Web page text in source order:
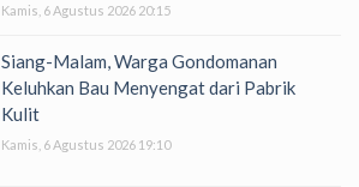
Kamis, 6 Agustus 2026 20:15
Siang-Malam, Warga Gondomanan
Keluhkan Bau Menyengat dari Pabrik
Kulit
Kamis, 6 Agustus 2026 19:10